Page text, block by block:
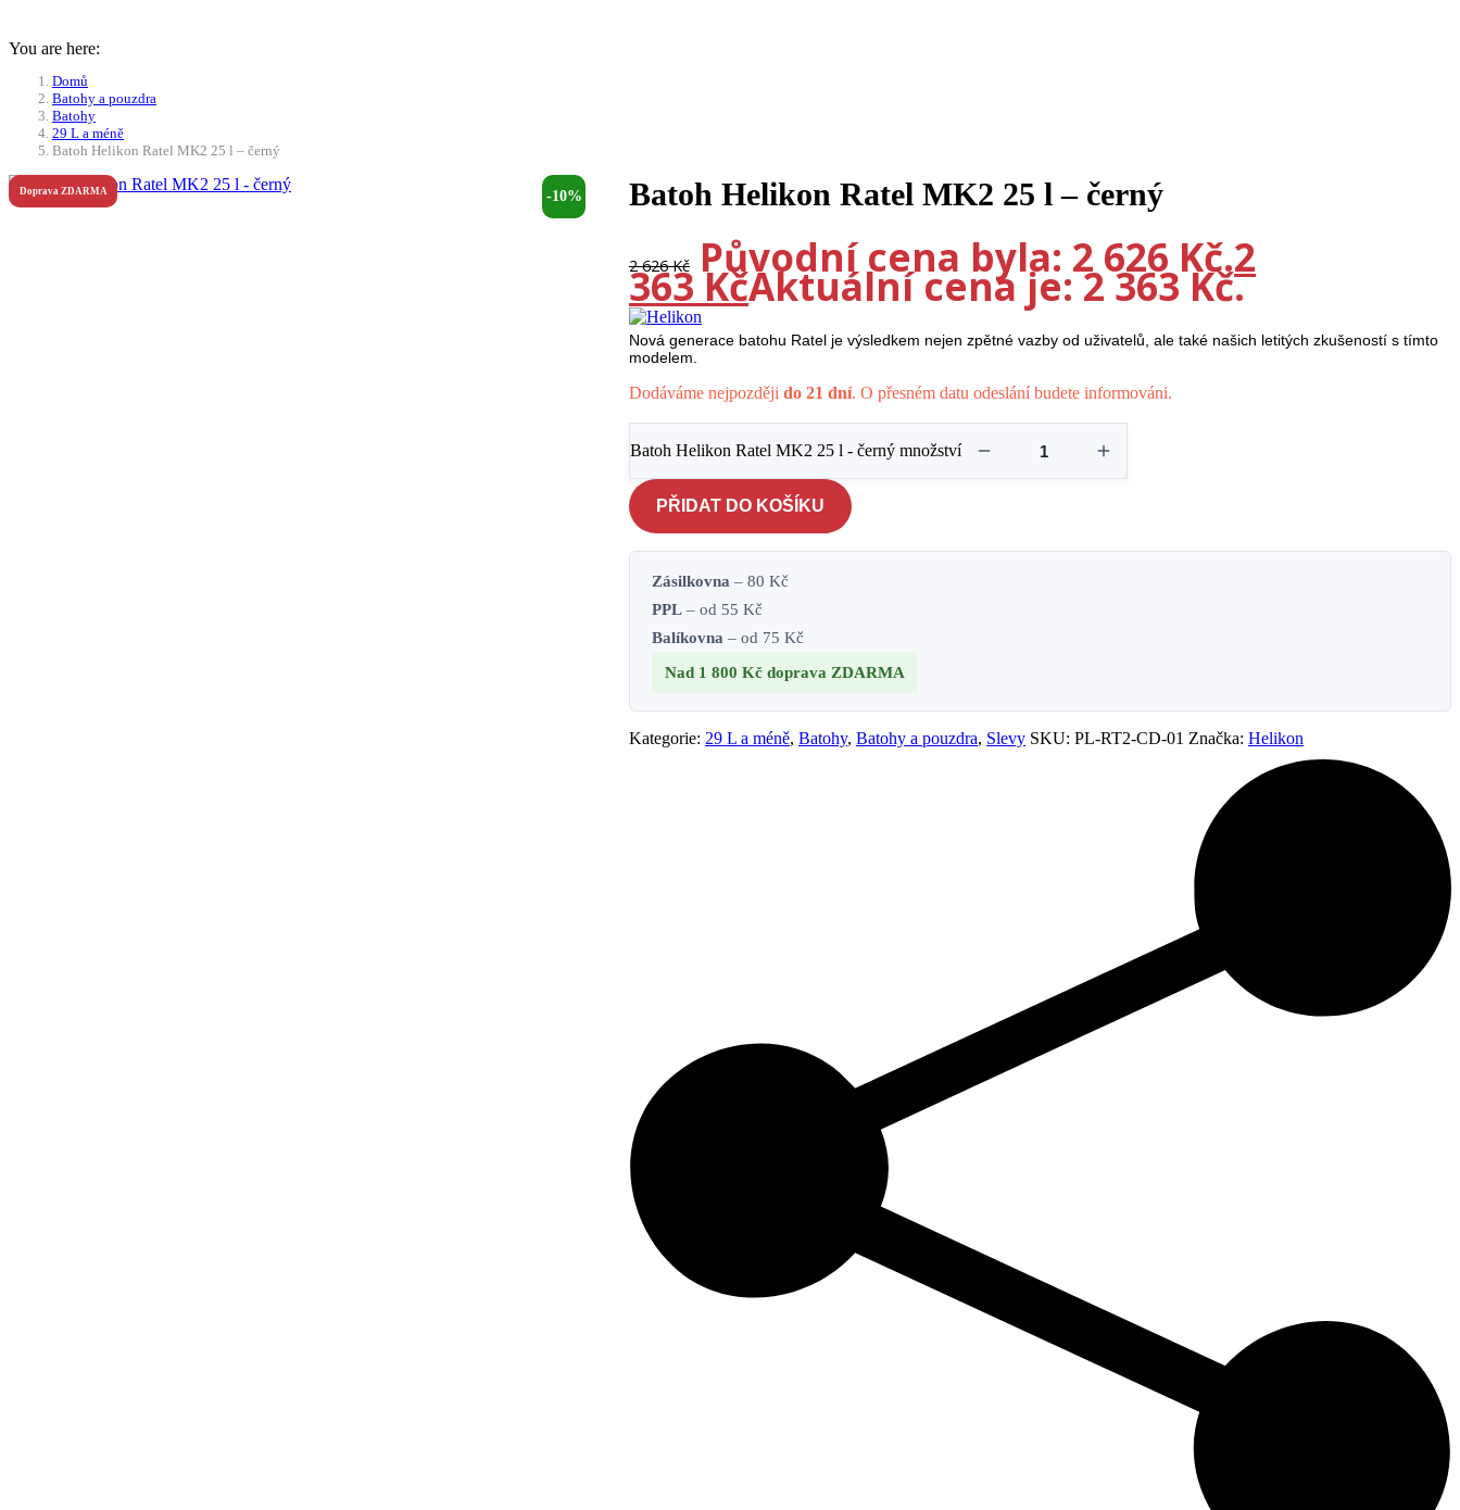
You are here:
Domů
Batohy a pouzdra
Batohy
29 L a méně
Batoh Helikon Ratel MK2 25 l – černý
Doprava ZDARMA -10% Batoh Helikon Ratel MK2 25 l – černý
2 626Kč Původní cena byla: 2 626 Kč.2
363KčAktuální cena je: 2 363 Kč.
Nová generace batohu Ratel je výsledkem nejen zpětné vazby od uživatelů, ale také našich letitých zkušeností s tímto
modelem.
Dodáváme nejpozdějido 21 dní. O přesném datu odeslání budete informováni.
Batoh Helikon Ratel MK2 25 l - černý množství
PŘIDAT DO KOŠÍKU
Zásilkovna – 80 Kč
PPL – od 55 Kč
Balíkovna – od 75 Kč
Nad 1 800 Kčdoprava ZDARMA
Kategorie: 29 L a méně,Batohy,Batohy a pouzdra, Slevy SKU:PL-RT2-CD-01 Značka:Helikon